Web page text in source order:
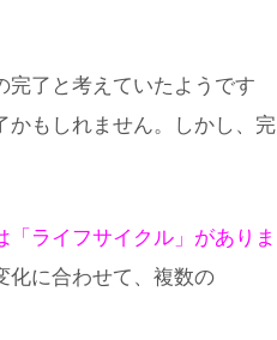
完了と考えていたようです
かもしれません。しかし、完
「ライフサイクル」がありま
化に合わせて、複数の